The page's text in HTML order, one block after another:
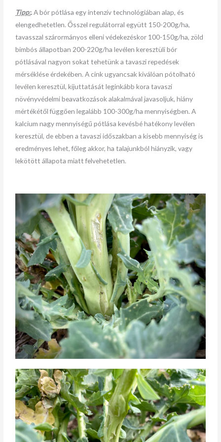
Tipp:.A bór pótlása egy intenzív technológiában alap, és
elengedhetetlen. Ősszel regulátorral együtt 150-200g/ha,
tavasszal szárormányos elleni védekezéskor 100-150g/ha, zöld
bimbós állapotban 200-220g/ha levélen keresztüli bór
pótlásával nagyon sokat tehetünk a tavaszi repedések
mérséklése érdekében. A cink ugyancsak kiválóan pótolható
levélen keresztül, kijuttatását leginkább kora tavaszi
növényvédelmi beavatkozások alakalmával javasoljuk, hiány
mértékétől függően legalább 100-300g/ha mennyiségben. A
kalcium nagy mennyiségű pótlása kevésbé hatékony levélen
keresztül, de ebben a tavaszi időszakban a kisebb mennyiség is
eredményes lehet, főleg akkor, ha talajunkból hiányzik, vagy
lekötött állapota miatt felvehetetlen.